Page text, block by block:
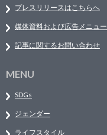
プレスリリースはこちらへ
媒体資料および広告メニュー
記事に関するお問い合わせ
MENU
SDGs
ジェンダー
ライフスタイル